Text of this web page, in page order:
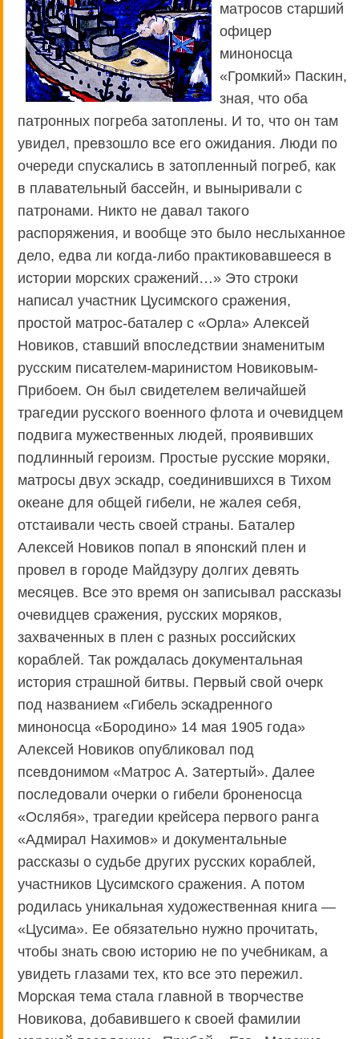
матросов старший
офицер
миноносца
«Громкий» Паскин,
зная, что оба
патронных погреба затоплены. И то, что он там
увидел, превзошло все его ожидания. Люди по
очереди спускались в затопленный погреб, как
в плавательный бассейн, и выныривали с
патронами. Никто не давал такого
распоряжения, и вообще это было неслыханное
дело, едва ли когда-либо практиковавшееся в
истории морских сражений…» Это строки
написал участник Цусимского сражения,
простой матрос-баталер с «Орла» Алексей
Новиков, ставший впоследствии знаменитым
русским писателем-маринистом Новиковым-
Прибоем. Он был свидетелем величайшей
трагедии русского военного флота и очевидцем
подвига мужественных людей, проявивших
подлинный героизм. Простые русские моряки,
матросы двух эскадр, соединившихся в Тихом
океане для общей гибели, не жалея себя,
отстаивали честь своей страны. Баталер
Алексей Новиков попал в японский плен и
провел в городе Майдзуру долгих девять
месяцев. Все это время он записывал рассказы
очевидцев сражения, русских моряков,
захваченных в плен с разных российских
кораблей. Так рождалась документальная
история страшной битвы. Первый свой очерк
под названием «Гибель эскадренного
миноносца «Бородино» 14 мая 1905 года»
Алексей Новиков опубликовал под
псевдонимом «Матрос А. Затертый». Далее
последовали очерки о гибели броненосца
«Ослябя», трагедии крейсера первого ранга
«Адмирал Нахимов» и документальные
рассказы о судьбе других русских кораблей,
участников Цусимского сражения. А потом
родилась уникальная художественная книга —
«Цусима». Ее обязательно нужно прочитать,
чтобы знать свою историю не по учебникам, а
увидеть глазами тех, кто все это пережил.
Морская тема стала главной в творчестве
Новикова, добавившего к своей фамилии